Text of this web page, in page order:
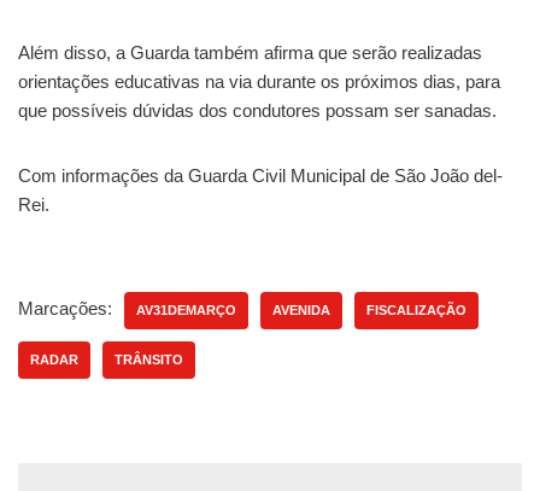
Além disso, a Guarda também afirma que serão realizadas
orientações educativas na via durante os próximos dias, para
que possíveis dúvidas dos condutores possam ser sanadas.
Com informações da Guarda Civil Municipal de São João del-
Rei.
Marcações: AV31DEMARÇO AVENIDA FISCALIZAÇÃO
RADAR TRÂNSITO